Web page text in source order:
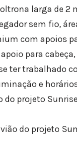
larga de 2
sem fio,
com apoios
para
ter trabalhado
e
do projeto Sunrise
do projeto